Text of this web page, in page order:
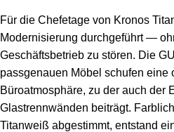
Für die Chefetage von Kronos
Modernisierung durchgeführt —
Geschäftsbetrieb zu stören. Die
passgenauen Möbel schufen eine
Büroatmosphäre, zu der auch der
Glastrennwänden beiträgt.
Titanweiß abgestimmt, entstand